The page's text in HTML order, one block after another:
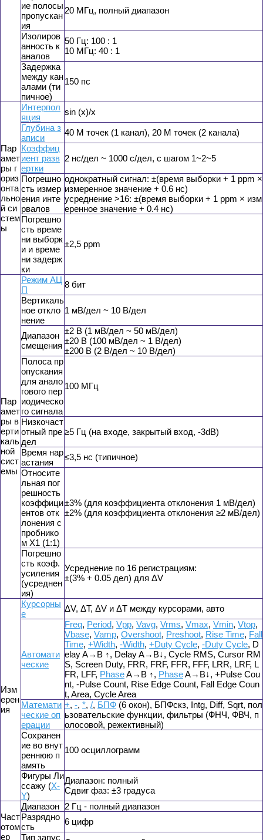
ие полосы
пропускан
ия
20 МГц, полный диапазон
Изолиров
анность к
аналов
50 Гц: 100 : 1
10 МГц: 40 : 1
Задержка
между кан
алами (ти
пичное)
150 пс
Пар
амет
ры г
ориз
онта
льно
й си
стем
ы
Интерпол
яция
sin (x)/x
Глубина з
аписи
40 М точек (1 канал), 20 М точек (2 канала)
Коэффиц
иент разв
ертки
2 нс/дел ~ 1000 с/дел, с шагом 1~2~5
Погрешно
сть измер
ения инте
рвалов
однократный сигнал: ±(время выборки + 1 ppm ×
измеренное значение + 0.6 нс)
усреднение >16: ±(время выборки + 1 ppm × изм
еренное значение + 0.4 нс)
Погрешно
сть време
ни выборк
и и време
ни задерж
ки
±2,5 ppm
Пар
амет
ры в
ерти
каль
ной
сист
емы
Режим АЦ
П
8 бит
Вертикаль
ное откло
нение
1 мВ/дел ~ 10 В/дел
Диапазон
смещения
±2 В (1 мВ/дел ~ 50 мВ/дел)
±20 В (100 мВ/дел ~ 1 В/дел)
±200 В (2 В/дел ~ 10 В/дел)
Полоса пр
опускания
для анало
гового пер
иодическо
го сигнала
100 МГц
Низкочаст
отный пре
дел
≥5 Гц (на входе, закрытый вход, -3dB)
Время нар
астания
≤3,5 нс (типичное)
Относите
льная пог
решность
коэффици
ентов отк
лонения с
пробнико
м Х1 (1:1)
±3% (для коэффициента отклонения 1 мВ/дел)
±2% (для коэффициента отклонения ≥2 мВ/дел)
Погрешно
сть коэф.
усиления
(усреднен
ия)
Усреднение по 16 регистрациям:
±(3% + 0.05 дел) для ΔV
Изм
ерен
ия
Курсорны
е
ΔV, ΔT, ΔV и ΔT между курсорами, авто
Автомати
ческие
Freq, Period, Vpp, Vavg, Vrms, Vmax, Vmin, Vtop,
Vbase, Vamp, Overshoot, Preshoot, Rise Time, Fall
Time, +Width, -Width, +Duty Cycle, -Duty Cycle, D
elay A→B ↑, Delay A→B↓, Cycle RMS, Cursor RM
S, Screen Duty, FRR, FRF, FFR, FFF, LRR, LRF, L
FR, LFF, PhaseA→B ↑, PhaseA→B↓, +Pulse Cou
nt, -Pulse Count, Rise Edge Count, Fall Edge Coun
t, Area, Cycle Area
Математи
ческие оп
ерации
+, -, *, /, БПФ (6 окон), БПФскз, Intg, Diff, Sqrt, пол
ьзовательские функции, фильтры (ФНЧ, ФВЧ, п
олосовой, режективный)
Сохранен
ие во внут
реннюю п
амять
100 осциллограмм
Фигуры Ли
ссажу (X-
Y)
Диапазон: полный
Сдвиг фаз: ±3 градуса
Част
отом
ер
Диапазон 2 Гц - полный диапазон
Разрядно
сть
6 цифр
Тип запус